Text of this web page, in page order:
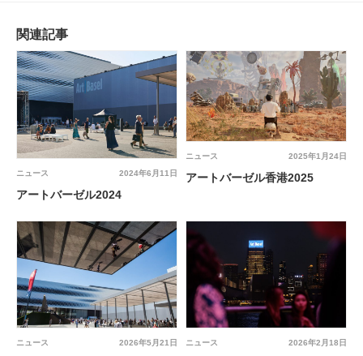
関連記事
2024年6月11日
ニュース
アートバーゼル2024
2025年1月24日
ニュース
アートバーゼル香港2025
2026年5月21日
ニュース 2026年2月18日
ニュース